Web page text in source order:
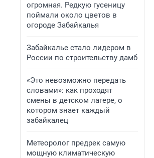
огромная. Редкую гусеницу
поймали около цветов в
огороде Забайкалья
Забайкалье стало лидером в
России по строительству дамб
«Это невозможно передать
словами»: как проходят
смены в детском лагере, о
котором знает каждый
забайкалец
Метеоролог предрек самую
мощную климатическую